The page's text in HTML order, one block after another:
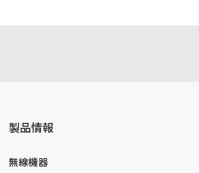
製品情報
無線機器